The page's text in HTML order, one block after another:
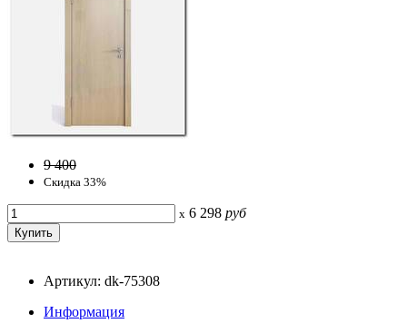
9 400
Скидка 33%
x 6 298 руб
Артикул: dk-75308
Информация